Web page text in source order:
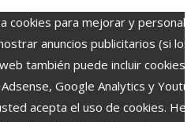
cookies para mejorar y
anuncios publicitarios (si los
también puede incluir cookies
Google Analytics y
acepta el uso de cookies.